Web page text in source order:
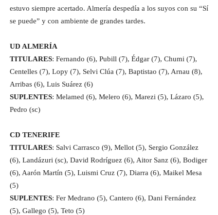
estuvo siempre acertado. Almería despedía a los suyos con su “Sí
se puede” y con ambiente de grandes tardes.
UD ALMERÍA
TITULARES: Fernando (6), Pubill (7), Édgar (7), Chumi (7),
Centelles (7), Lopy (7), Selvi Clúa (7), Baptistao (7), Arnau (8),
Arribas (6), Luis Suárez (6)
SUPLENTES: Melamed (6), Melero (6), Marezi (5), Lázaro (5),
Pedro (sc)
CD TENERIFE
TITULARES: Salvi Carrasco (9), Mellot (5), Sergio González
(6), Landázuri (sc), David Rodríguez (6), Aitor Sanz (6), Bodiger
(6), Aarón Martín (5), Luismi Cruz (7), Diarra (6), Maikel Mesa
(5)
SUPLENTES: Fer Medrano (5), Cantero (6), Dani Fernández
(5), Gallego (5), Teto (5)